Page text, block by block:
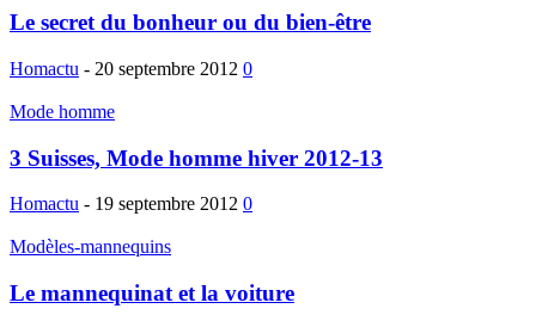
Le secret du bonheur ou du bien-être
Homactu - 20 septembre 2012 0
Mode homme
3 Suisses, Mode homme hiver 2012-13
Homactu - 19 septembre 2012 0
Modèles-mannequins
Le mannequinat et la voiture